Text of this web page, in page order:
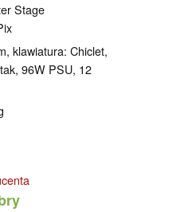
Stage
klawiatura: Chiclet,
96W PSU, 12